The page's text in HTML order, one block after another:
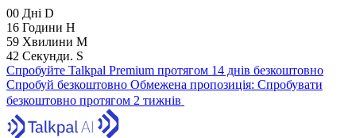
00 Дні D
16 Години H
59 Хвилини M
41 Секунди. S
Спробуйте Talkpal Premium протягом 14 днів безкоштовно
Спробуй безкоштовно Обмежена пропозиція: Спробувати
безкоштовно протягом 2 тижнів